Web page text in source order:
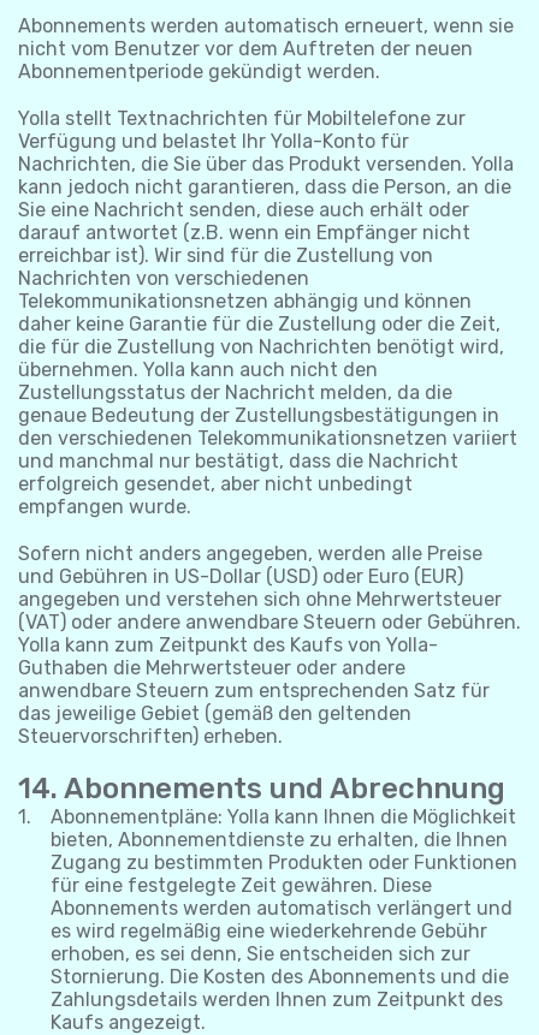
Abonnements werden automatisch erneuert, wenn sie
nicht vom Benutzer vor dem Auftreten der neuen
Abonnementperiode gekündigt werden.
Yolla stellt Textnachrichten für Mobiltelefone zur
Verfügung und belastet Ihr Yolla-Konto für
Nachrichten, die Sie über das Produkt versenden. Yolla
kann jedoch nicht garantieren, dass die Person, an die
Sie eine Nachricht senden, diese auch erhält oder
darauf antwortet (z.B. wenn ein Empfänger nicht
erreichbar ist). Wir sind für die Zustellung von
Nachrichten von verschiedenen
Telekommunikationsnetzen abhängig und können
daher keine Garantie für die Zustellung oder die Zeit,
die für die Zustellung von Nachrichten benötigt wird,
übernehmen. Yolla kann auch nicht den
Zustellungsstatus der Nachricht melden, da die
genaue Bedeutung der Zustellungsbestätigungen in
den verschiedenen Telekommunikationsnetzen variiert
und manchmal nur bestätigt, dass die Nachricht
erfolgreich gesendet, aber nicht unbedingt
empfangen wurde.
Sofern nicht anders angegeben, werden alle Preise
und Gebühren in US-Dollar (USD) oder Euro (EUR)
angegeben und verstehen sich ohne Mehrwertsteuer
(VAT) oder andere anwendbare Steuern oder Gebühren.
Yolla kann zum Zeitpunkt des Kaufs von Yolla-
Guthaben die Mehrwertsteuer oder andere
anwendbare Steuern zum entsprechenden Satz für
das jeweilige Gebiet (gemäß den geltenden
Steuervorschriften) erheben.
14. Abonnements und Abrechnung
Abonnementpläne: Yolla kann Ihnen die Möglichkeit
bieten, Abonnementdienste zu erhalten, die Ihnen
Zugang zu bestimmten Produkten oder Funktionen
für eine festgelegte Zeit gewähren. Diese
Abonnements werden automatisch verlängert und
es wird regelmäßig eine wiederkehrende Gebühr
erhoben, es sei denn, Sie entscheiden sich zur
Stornierung. Die Kosten des Abonnements und die
Zahlungsdetails werden Ihnen zum Zeitpunkt des
Kaufs angezeigt.